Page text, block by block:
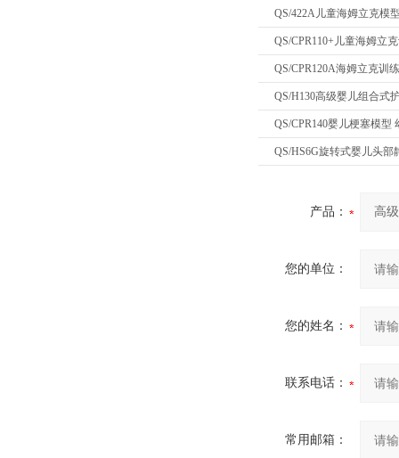
QS/422A儿童海姆立克模
QS/CPR110+儿童海姆立
QS/CPR120A海姆立克训
QS/H130高级婴儿组合式
QS/CPR140婴儿梗塞模型
QS/HS6G旋转式婴儿头部
产品：
您的单位：
您的姓名：
联系电话：
常用邮箱：